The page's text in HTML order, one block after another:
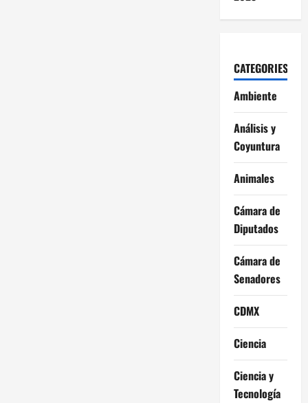
CATEGORIES
Ambiente
Análisis y
Coyuntura
Animales
Cámara de
Diputados
Cámara de
Senadores
CDMX
Ciencia
Ciencia y
Tecnología